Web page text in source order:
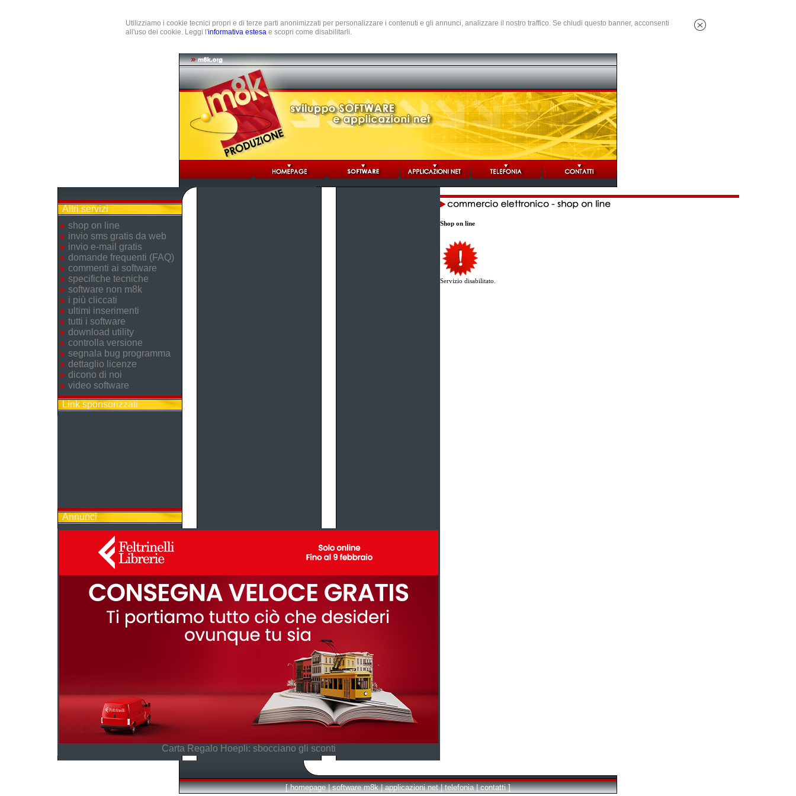
Utilizziamo i cookie tecnici propri e di terze parti anonimizzati per personalizzare i contenuti e gli annunci, analizzare il nostro traffico. Se chiudi questo banner, acconsenti
all'uso dei cookie. Leggi l'informativa estesa e scopri come disabilitarli.
Altri servizi
shop on line
invio sms gratis da web
invio e-mail gratis
domande frequenti (FAQ)
commenti ai software
specifiche tecniche
software non m8k
i più cliccati
ultimi inserimenti
tutti i software
download utility
controlla versione
segnala bug programma
dettaglio licenze
dicono di noi
video software
Link sponsorizzati
Annunci
Carta Regalo Hoepli: sbocciano gli sconti
Shop on line
Servizio disabilitato.
[ homepage | software m8k | applicazioni net | telefonia | contatti ]